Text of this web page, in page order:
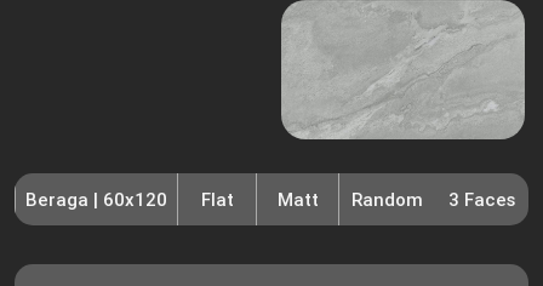
3 Faces
Random
Matt
Flat
Beraga | 60x120